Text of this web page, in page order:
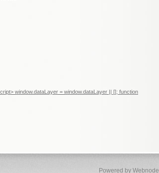
window.dataLayer = window.dataLayer || []; function
Powered by Webnode